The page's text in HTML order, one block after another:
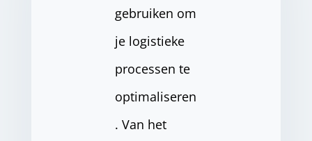
gebruiken om
je logistieke
processen te
optimaliseren
. Van het